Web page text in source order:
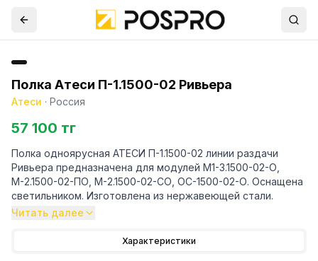
Полка Атеси П-1.1500-02 Ривьера
Атеси · Россия
57 100 тг
Полка одноярусная АТЕСИ П-1.1500-02 линии раздачи
Ривьера предназначена для модулей М1-3.1500-02-О,
М-2.1500-02-ПО, М-2.1500-02-СО, ОС-1500-02-О. Оснащена
светильником. Изготовлена из нержавеющей стали.
Читать далее
Характеристики